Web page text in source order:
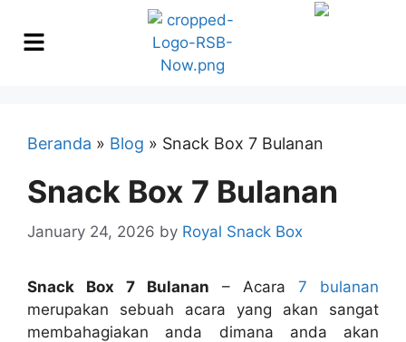
Beranda » Blog » Snack Box 7 Bulanan
Snack Box 7 Bulanan
January 24, 2026 by Royal Snack Box
Snack Box 7 Bulanan – Acara 7 bulanan
merupakan sebuah acara yang akan sangat
membahagiakan anda dimana anda akan